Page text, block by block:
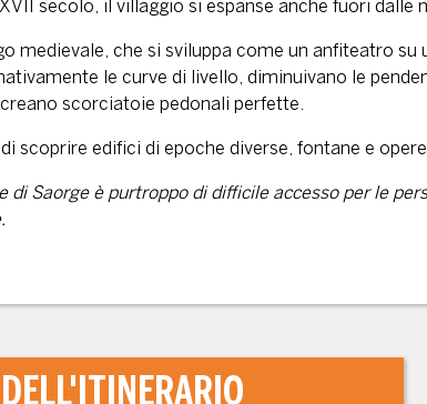
secolo, il villaggio si espanse anche fuori dalle
medievale, che si sviluppa come un anfiteatro
le curve di livello, diminuivano le
scorciatoie pedonali perfette.
scoprire edifici di epoche diverse, fontane e
di Saorge è purtroppo di difficile accesso per le